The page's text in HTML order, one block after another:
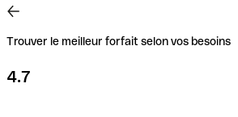
Trouver le meilleur forfait selon vos besoins
4.7